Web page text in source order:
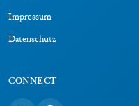
Impressum
Datenschutz
CONNECT